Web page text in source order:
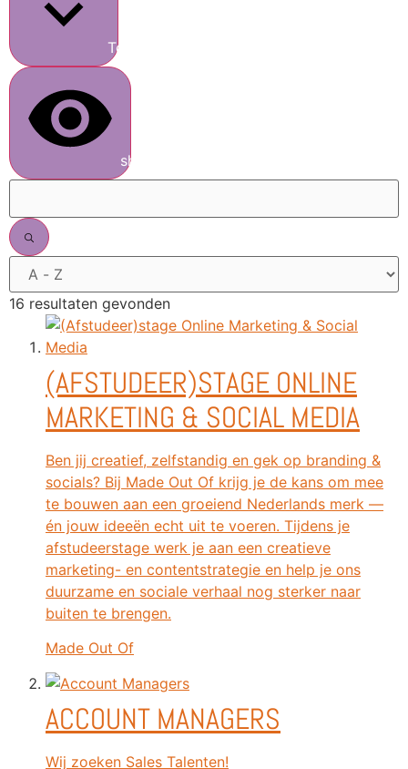
Toon meer
show results
16 resultaten gevonden
(AFSTUDEER)STAGE ONLINE
MARKETING & SOCIAL MEDIA
Ben jij creatief, zelfstandig en gek op branding &
socials? Bij Made Out Of krijg je de kans om mee
te bouwen aan een groeiend Nederlands merk —
én jouw ideeën echt uit te voeren. Tijdens je
afstudeerstage werk je aan een creatieve
marketing- en contentstrategie en help je ons
duurzame en sociale verhaal nog sterker naar
buiten te brengen.
Made Out Of
ACCOUNT MANAGERS
Wij zoeken Sales Talenten!